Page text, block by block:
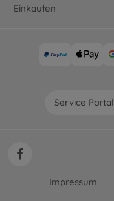
Einkaufen
Service Portal
Impressum